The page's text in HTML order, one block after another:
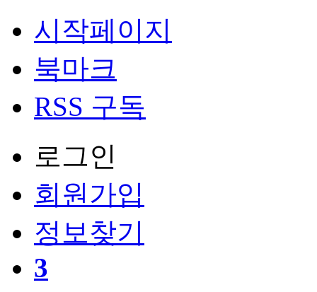
시작페이지
북마크
RSS 구독
로그인
회원가입
정보찾기
3